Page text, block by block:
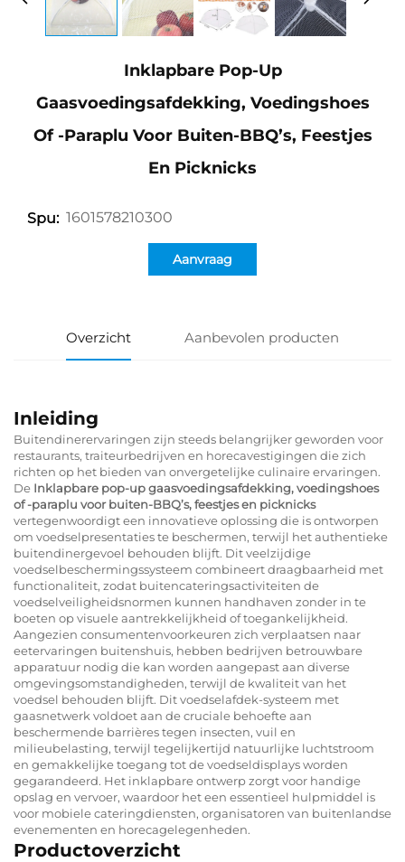
Inklapbare Pop-Up
Gaasvoedingsafdekking, Voedingshoes
Of -paraplu Voor Buiten-BBQ’s, Feestjes
En Picknicks
Spu: 1601578210300
Aanvraag
Overzicht Aanbevolen producten
Inleiding
Buitendinerervaringen zijn steeds belangrijker geworden voor
restaurants, traiteurbedrijven en horecavestigingen die zich
richten op het bieden van onvergetelijke culinaire ervaringen.
De Inklapbare pop-up gaasvoedingsafdekking, voedingshoes
of -paraplu voor buiten-BBQ’s, feestjes en picknicks
vertegenwoordigt een innovatieve oplossing die is ontworpen
om voedselpresentaties te beschermen, terwijl het authentieke
buitendinergevoel behouden blijft. Dit veelzijdige
voedselbeschermingssysteem combineert draagbaarheid met
functionaliteit, zodat buitencateringsactiviteiten de
voedselveiligheidsnormen kunnen handhaven zonder in te
boeten op visuele aantrekkelijkheid of toegankelijkheid.
Aangezien consumentenvoorkeuren zich verplaatsen naar
eetervaringen buitenshuis, hebben bedrijven betrouwbare
apparatuur nodig die kan worden aangepast aan diverse
omgevingsomstandigheden, terwijl de kwaliteit van het
voedsel behouden blijft. Dit voedselafdek-systeem met
gaasnetwerk voldoet aan de cruciale behoefte aan
beschermende barrières tegen insecten, vuil en
milieubelasting, terwijl tegelijkertijd natuurlijke luchtstroom
en gemakkelijke toegang tot de voedseldisplays worden
gegarandeerd. Het inklapbare ontwerp zorgt voor handige
opslag en vervoer, waardoor het een essentieel hulpmiddel is
voor mobiele cateringdiensten, organisatoren van buitenlandse
evenementen en horecagelegenheden.
Productoverzicht